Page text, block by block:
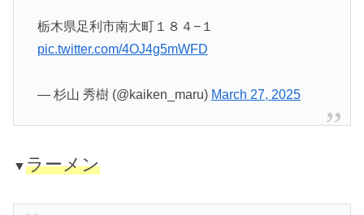
栃木県足利市南大町１８４−１
pic.twitter.com/4OJ4g5mWFD
— 杉山 秀樹 (@kaiken_maru) March 27, 2025
▼ラーメン